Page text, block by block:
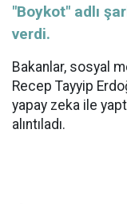
"Boykot" adlı
verdi.
Bakanlar, sosyal
Recep Tayyip
yapay zeka ile
alıntıladı.